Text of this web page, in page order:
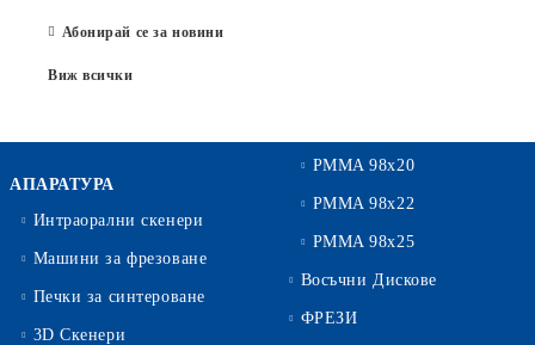
Абонирай се за новини
Виж всички
АПАРАТУРА
Интраорални скенери
Машини за фрезоване
Печки за синтероване
3D Скенери
PMMA 98x20
PMMA 98x22
PMMA 98x25
Восъчни Дискове
ФРЕЗИ